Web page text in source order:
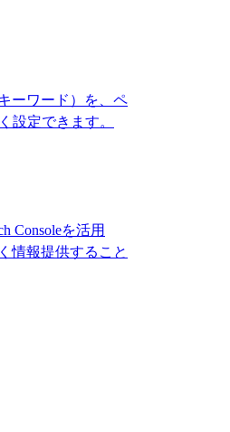
ーワード）を、ペ
設定できます。
Consoleを活用
情報提供すること